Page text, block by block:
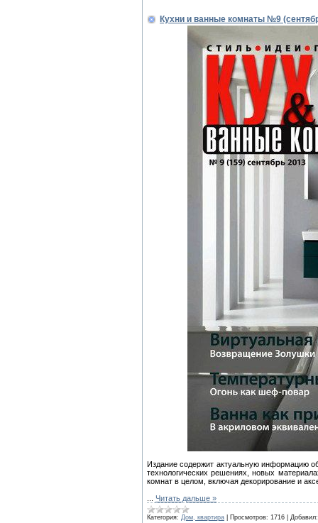
Кухни и ванные комнаты №9
Издание содержит актуальную информацию
технологических решениях, новых
комнат в целом, включая декорирование и
Читать дальше »
Категория: Дом, квартира Просмотров: 1716 Добавил: